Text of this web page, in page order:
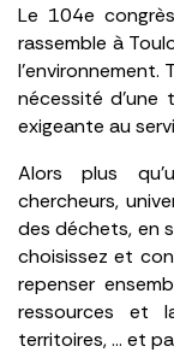
Le 104e
rassemble à
nécessité d’une
exigeante au
Alors plus
chercheurs,
des déchets, en
choisissez et
repenser
ressources et
territoires, … et